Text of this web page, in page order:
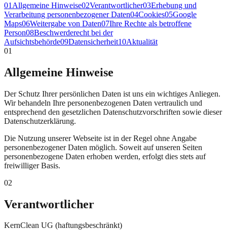
01 Allgemeine Hinweise02Verantwortlicher03Erhebung und
Verarbeitung personenbezogener Daten04Cookies05Google
Maps06Weitergabe von Daten07Ihre Rechte als betroffene
Person08Beschwerderecht bei der
Aufsichtsbehörde09Datensicherheit10Aktualität
01
Allgemeine Hinweise
Der Schutz Ihrer persönlichen Daten ist uns ein wichtiges Anliegen.
Wir behandeln Ihre personenbezogenen Daten vertraulich und
entsprechend den gesetzlichen Datenschutzvorschriften sowie dieser
Datenschutzerklärung.
Die Nutzung unserer Webseite ist in der Regel ohne Angabe
personenbezogener Daten möglich. Soweit auf unseren Seiten
personenbezogene Daten erhoben werden, erfolgt dies stets auf
freiwilliger Basis.
02
Verantwortlicher
KernClean UG (haftungsbeschränkt)